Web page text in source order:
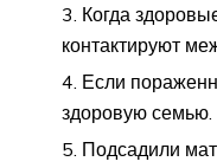
Когда
контактируют
Если
здоровую семью.
Подсадили